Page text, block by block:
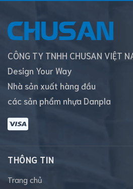
CÔNG TY TNHH CHUSAN VIỆT
Design Your Way
Nhà sản xuất hàng đầu
các sản phẩm nhựa Danpla
THÔNG TIN
Trang chủ